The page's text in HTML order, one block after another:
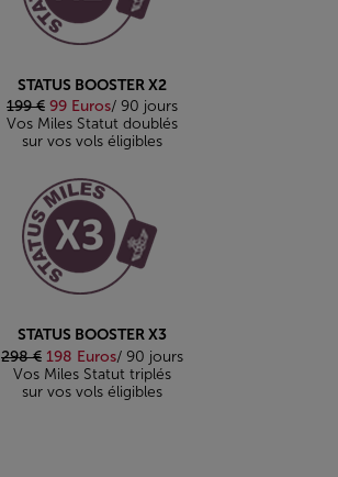
STATUS BOOSTER X2
199 € 99 Euros/ 90 jours
Vos Miles Statut doublés
sur vos vols éligibles
STATUS BOOSTER X3
298 € 198 Euros/ 90 jours
Vos Miles Statut triplés
sur vos vols éligibles